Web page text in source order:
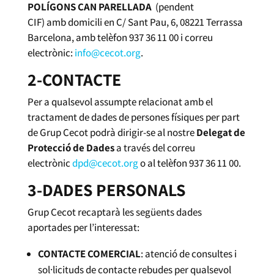
POLÍGONS CAN PARELLADA (pendent
CIF) amb domicili en C/ Sant Pau, 6, 08221 Terrassa
Barcelona, amb telèfon 937 36 11 00 i correu
electrònic:info@cecot.org.
2-CONTACTE
Per a qualsevol assumpte relacionat amb el
tractament de dades de persones físiques per part
de Grup Cecot podrà dirigir-se al nostreDelegat de
Protecció de Dadesa través del correu
electrònicdpd@cecot.orgo al telèfon 937 36 11 00.
3-DADES PERSONALS
Grup Cecot recaptarà les següents dades
aportades per l’interessat:
CONTACTE COMERCIAL: atenció de consultes i
sol·licituds de contacte rebudes per qualsevol